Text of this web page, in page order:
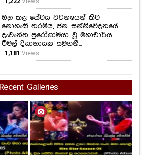
ඔහු කළ සේවය වචනයෙන් කිව
නොහැකි තරම්ය, ජන සන්නිවේදනයේ
දැවැන්ත පුරෝගාමියා වූ මහාචාර්ය
විමල් දිසානායක සමුගනී...
1,181 Views
Recent Galleries